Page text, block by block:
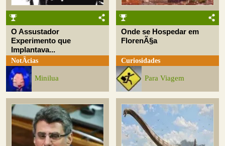
O Assustador
Experimento que
Implantava...
NotÃ­cias
Minilua
Onde se Hospedar em
FlorenÃ§a
Curiosidades
Para Viagem